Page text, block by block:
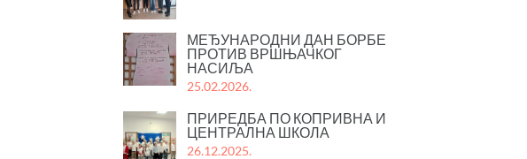
МЕЂУНАРОДНИ ДАН БОРБЕ
ПРОТИВ ВРШЊАЧКОГ
НАСИЉА
25.02.2026.
ПРИРЕДБА ПО КОПРИВНА И
ЦЕНТРАЛНА ШКОЛА
26.12.2025.